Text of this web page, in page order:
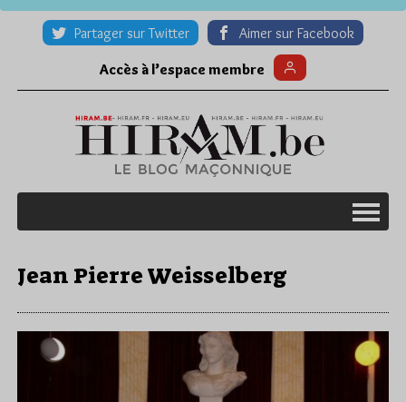
Partager sur Twitter Aimer sur Facebook
Accès à l’espace membre
Jean Pierre Weisselberg